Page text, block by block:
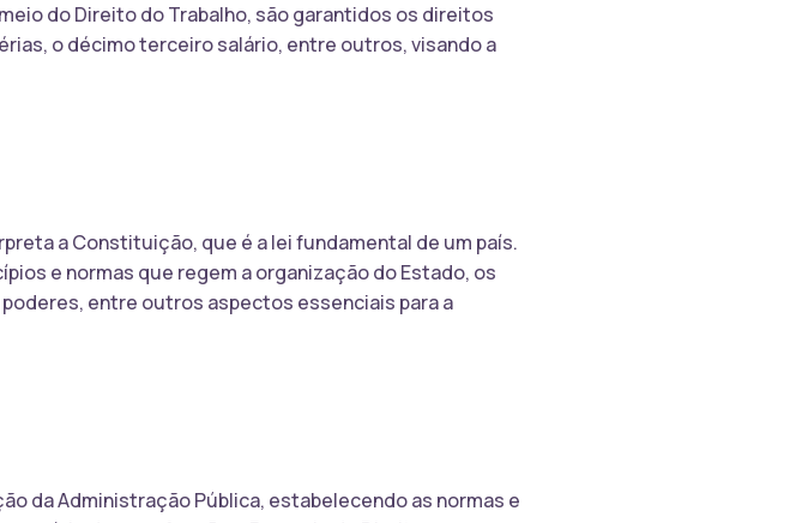
do Direito do Trabalho, são garantidos os direitos
o décimo terceiro salário, entre outros, visando a
a Constituição, que é a lei fundamental de um país.
e normas que regem a organização do Estado, os
entre outros aspectos essenciais para a
da Administração Pública, estabelecendo as normas e